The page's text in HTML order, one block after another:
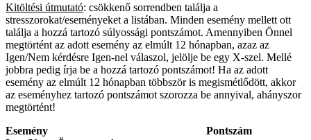
Kitöltési útmutató: csökkenő sorrendben találja a
stresszorokat/eseményeket a listában. Minden esemény mellett ott
találja a hozzá tartozó súlyossági pontszámot. Amennyiben Önnel
megtörtént az adott esemény az elmúlt 12 hónapban, azaz az
Igen/Nem kérdésre Igen-nel válaszol, jelölje be egy X-szel. Mellé
jobbra pedig írja be a hozzá tartozó pontszámot! Ha az adott
esemény az elmúlt 12 hónapban többször is megismétlődött, akkor
az eseményhez tartozó pontszámot szorozza be annyival, ahányszor
megtörtént!
Esemény
Pontszám